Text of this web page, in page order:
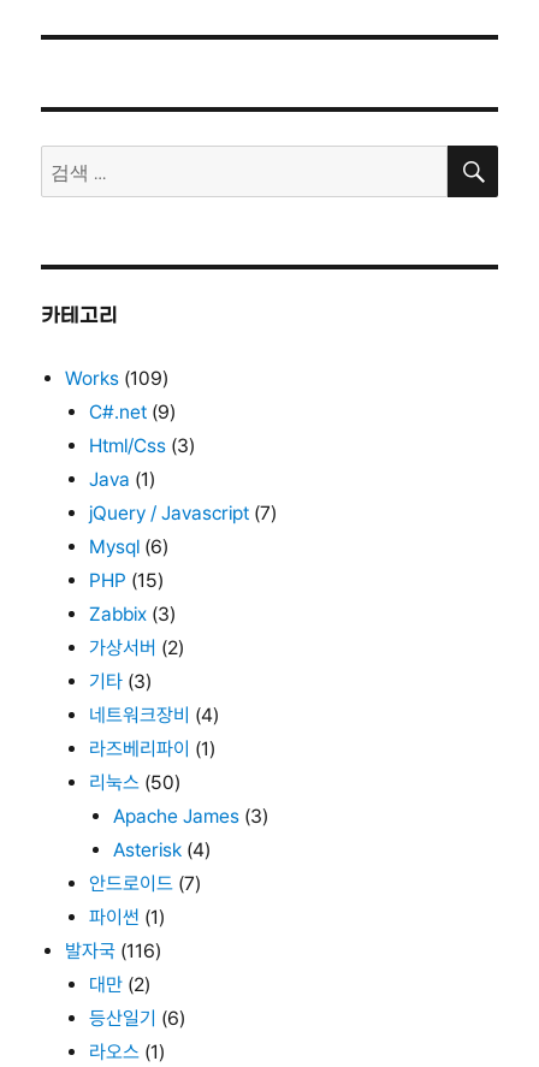
검
색:
검
카테고리
Works (109)
C#.net (9)
Html/Css (3)
Java (1)
jQuery / Javascript (7)
Mysql (6)
PHP (15)
Zabbix (3)
가상서버 (2)
기타 (3)
네트워크장비 (4)
라즈베리파이 (1)
리눅스 (50)
Apache James (3)
Asterisk (4)
안드로이드 (7)
파이썬 (1)
발자국 (116)
대만 (2)
등산일기 (6)
라오스 (1)